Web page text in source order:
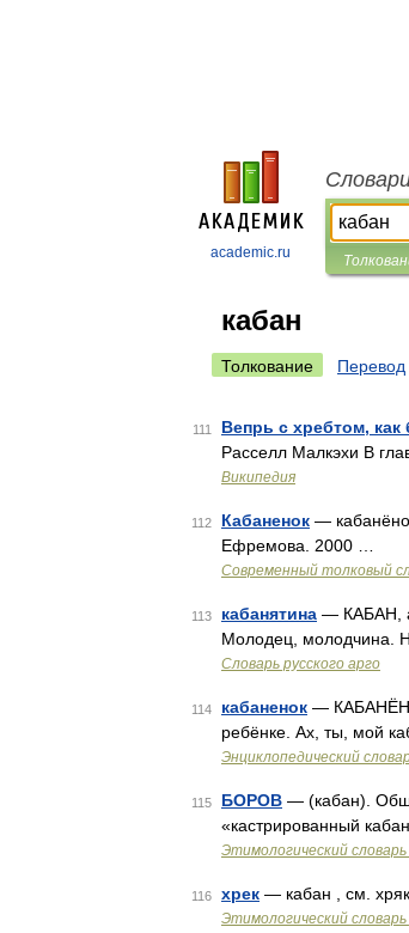
academic.ru
кабан
Толкование Перевод
111 Вепрь с хребтом,
Расселл Малкэхи В
Википедия
112 Кабаненок —
Ефремова. 2000 …
Современный толковый
113 кабанятина — КАБАН,
Молодец, молодчина.
Словарь русского арго
114 кабаненок —
ребёнке. Ах, ты, мой
Энциклопедический
115 БОРОВ — (кабан).
«кастрированный
Этимологический
116 хрек — кабан , см.
Этимологический